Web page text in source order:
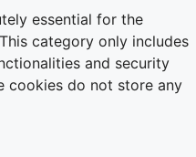
essential for the
category only includes
and security
cookies do not store any